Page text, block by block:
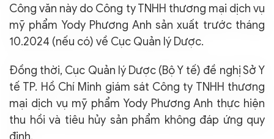
Công văn này do Công ty TNHH thương mại dịch vụ
mỹ phẩm Yody Phương Anh sản xuất trước tháng
10.2024 (nếu có) về Cục Quản lý Dược.
Đồng thời, Cục Quản lý Dược (Bộ Y tế) đề nghị Sở Y
tế TP. Hồ Chí Minh giám sát Công ty TNHH thương
mại dịch vụ mỹ phẩm Yody Phương Anh thực hiện
thu hồi và tiêu hủy sản phẩm không đáp ứng quy